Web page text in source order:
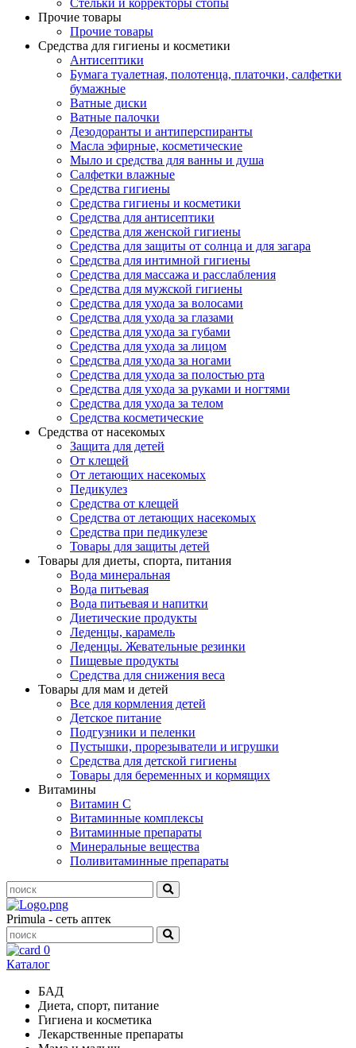
Стельки и корректоры стопы
Прочие товары
Прочие товары
Средства для гигиены и косметики
Антисептики
Бумага туалетная, полотенца, платочки, салфетки
бумажные
Ватные диски
Ватные палочки
Дезодоранты и антиперспиранты
Масла эфирные, косметические
Мыло и средства для ванны и душа
Салфетки влажные
Средства гигиены
Средства гигиены и косметики
Средства для антисептики
Средства для женской гигиены
Средства для защиты от солнца и для загара
Средства для интимной гигиены
Средства для массажа и расслабления
Средства для мужской гигиены
Средства для ухода за волосами
Средства для ухода за глазами
Средства для ухода за губами
Средства для ухода за лицом
Средства для ухода за ногами
Средства для ухода за полостью рта
Средства для ухода за руками и ногтями
Средства для ухода за телом
Средства косметические
Средства от насекомых
Защита для детей
От клещей
От летающих насекомых
Педикулез
Средства от клещей
Средства от летающих насекомых
Средства при педикулезе
Товары для защиты детей
Товары для диеты, спорта, питания
Вода минеральная
Вода питьевая
Вода питьевая и напитки
Диетические продукты
Леденцы, карамель
Леденцы. Жевательные резинки
Пищевые продукты
Средства для снижения веса
Товары для мам и детей
Все для кормления детей
Детское питание
Подгузники и пеленки
Пустышки, прорезыватели и игрушки
Средства для детской гигиены
Товары для беременных и кормящих
Витамины
Витамин С
Витаминные комплексы
Витаминные препараты
Минеральные вещества
Поливитаминные препараты
Primula - сеть аптек
0
Каталог
БАД
Диета, спорт, питание
Гигиена и косметика
Лекарственные препараты